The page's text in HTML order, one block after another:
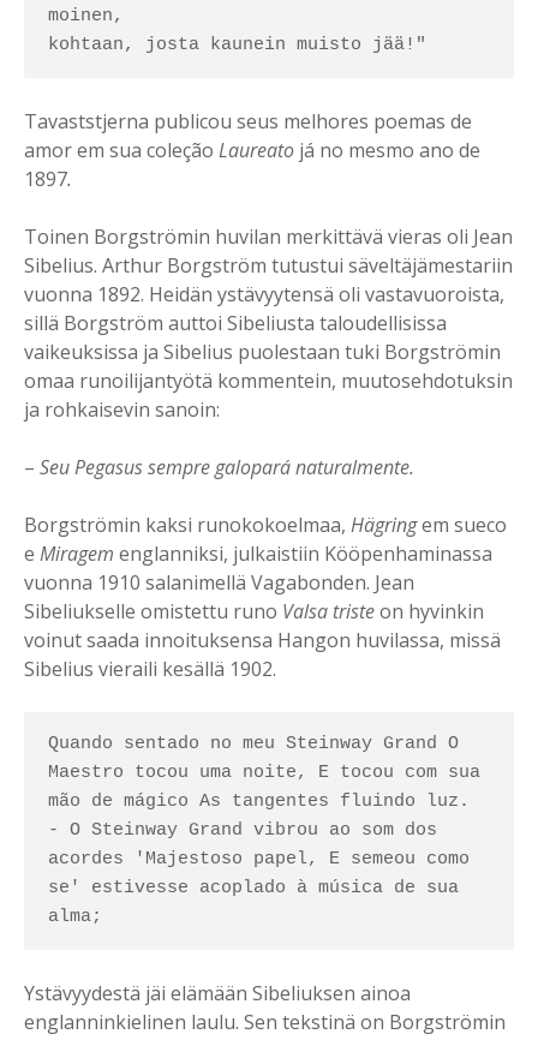
moinen,
kohtaan, josta kaunein muisto jää!"
Tavaststjerna publicou seus melhores poemas de
amor em sua coleção Laureato já no mesmo ano de
1897.
Toinen Borgströmin huvilan merkittävä vieras oli Jean
Sibelius. Arthur Borgström tutustui säveltäjämestariin
vuonna 1892. Heidän ystävyytensä oli vastavuoroista,
sillä Borgström auttoi Sibeliusta taloudellisissa
vaikeuksissa ja Sibelius puolestaan tuki Borgströmin
omaa runoilijantyötä kommentein, muutosehdotuksin
ja rohkaisevin sanoin:
– Seu Pegasus sempre galopará naturalmente.
Borgströmin kaksi runokokoelmaa, Hägringem sueco
e Miragem englanniksi, julkaistiin Kööpenhaminassa
vuonna 1910 salanimellä Vagabonden. Jean
Sibeliukselle omistettu runo Valsa tristeon hyvinkin
voinut saada innoituksensa Hangon huvilassa, missä
Sibelius vieraili kesällä 1902.
Quando sentado no meu Steinway Grand O
Maestro tocou uma noite, E tocou com sua
mão de mágico As tangentes fluindo luz.
- O Steinway Grand vibrou ao som dos
acordes 'Majestoso papel, E semeou como
se' estivesse acoplado à música de sua
Ystävyydestä jäi elämään Sibeliuksen ainoa
englanninkielinen laulu. Sen tekstinä on Borgströmin